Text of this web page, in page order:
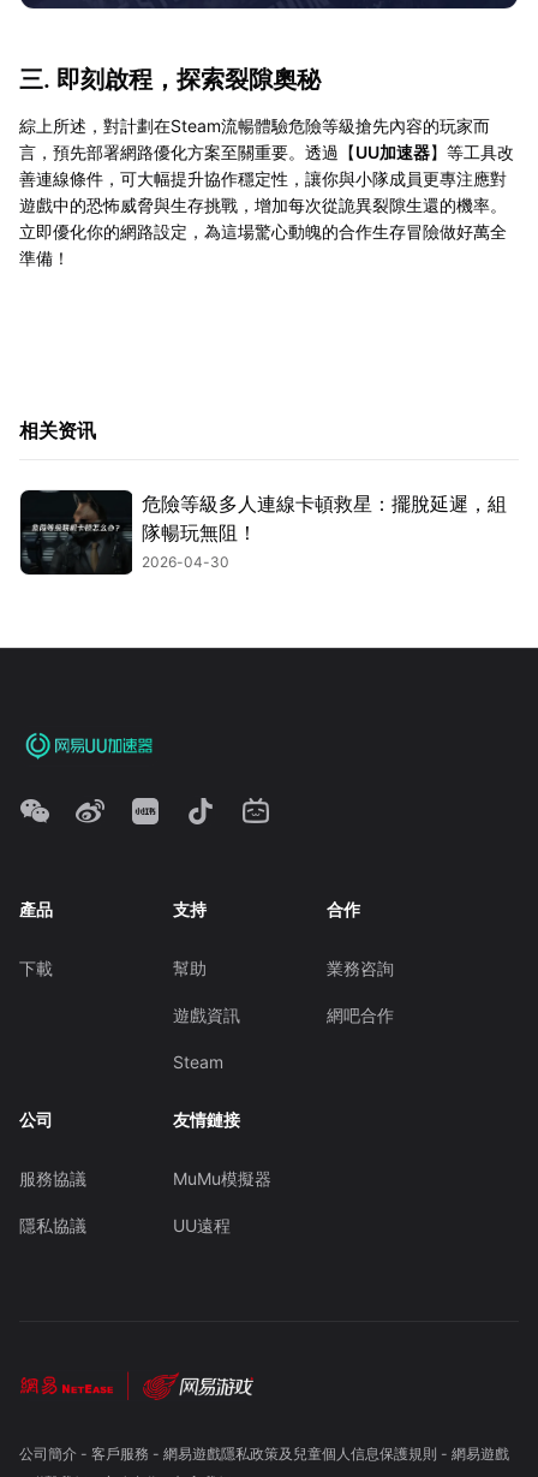
三. 即刻啟程，探索裂隙奧秘
綜上所述，對計劃在Steam流暢體驗危險等級搶先內容的玩家而
言，預先部署網路優化方案至關重要。透過【UU加速器】等工具改
善連線條件，可大幅提升協作穩定性，讓你與小隊成員更專注應對
遊戲中的恐怖威脅與生存挑戰，增加每次從詭異裂隙生還的機率。
立即優化你的網路設定，為這場驚心動魄的合作生存冒險做好萬全
準備！
相关资讯
危險等級多人連線卡頓救星：擺脫延遲，組
隊暢玩無阻！
2026-04-30
產品
下載
支持
幫助
遊戲資訊
Steam
合作
業務咨詢
網吧合作
公司
服務協議
隱私協議
友情鏈接
MuMu模擬器
UU遠程
公司簡介- 客戶服務 - 網易遊戲隱私政策及兒童個人信息保護規則 - 網易遊戲